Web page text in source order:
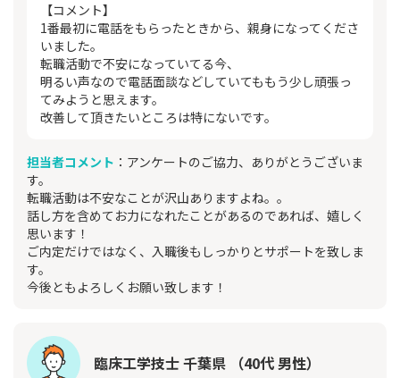
【コメント】
1番最初に電話をもらったときから、親身になってくださ
いました。
転職活動で不安になっていてる今、
明るい声なので電話面談などしていてももう少し頑張っ
てみようと思えます。
改善して頂きたいところは特にないです。
担当者コメント ：アンケートのご協力、ありがとうございま
す。
転職活動は不安なことが沢山ありますよね。。
話し方を含めてお力になれたことがあるのであれば、嬉しく
思います！
ご内定だけではなく、入職後もしっかりとサポートを致しま
す。
今後ともよろしくお願い致します！
臨床工学技士 千葉県 （40代 男性）